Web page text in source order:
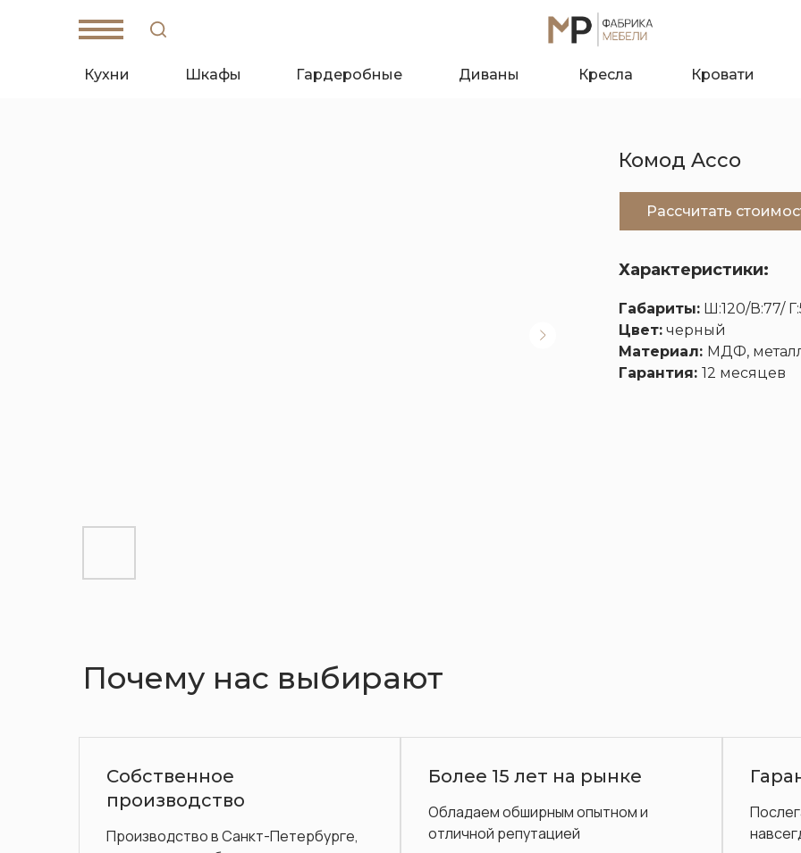
Кухни
О
Кухни Шкафы Гардеробные Диваны Кресла Кровати
Комод Acco
Рассчитать
Характеристики:
Габариты: Ш:120/В:77/
Цвет: черный
Материал: МДФ,
Гарантия: 12 месяцев
Почему нас выбирают
Более 15 лет на рынке
Обладаем обширным опытном и
отличной репутацией
Гарантия до 3 лет
Послегарантийное обслуживание
навсегда.
в